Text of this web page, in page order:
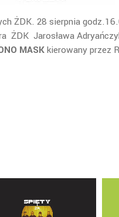
ŻDK. 28 sierpnia
ŻDK Jarosława
MASKkierowany przez